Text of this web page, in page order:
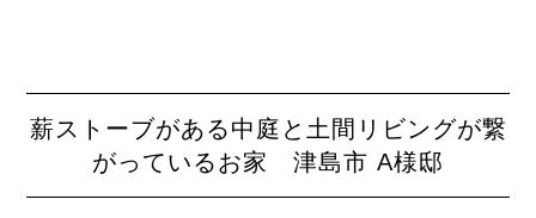
薪ストーブがある中庭と土間リビングが繋
がっているお家 津島市 A様邸